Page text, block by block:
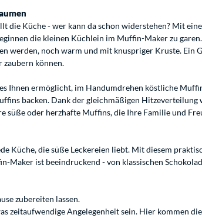
Küche - wer kann da schon widerstehen? Mit
die kleinen Küchlein im Muffin-Maker zu
werden, noch warm und mit knuspriger Kruste. Ein
können.
Ihnen ermöglicht, im Handumdrehen köstliche
backen. Dank der gleichmäßigen
oder herzhafte Muffins, die Ihre Familie und
Küche, die süße Leckereien liebt. Mit diesem
Maker ist beeindruckend - von klassischen
zubereiten lassen.
zeitaufwendige Angelegenheit sein. Hier kommen